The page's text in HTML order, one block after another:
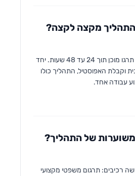
התהליך מקצה לקצה?
התרגום המקצועי של תרגו מוכן תוך 24 עד 48 שעות. יחד
וקבלת האפוסטיל, התהליך כולו
עבודה אחד.
של התהליך?
רכיבים: תרגום משפטי מקצועי